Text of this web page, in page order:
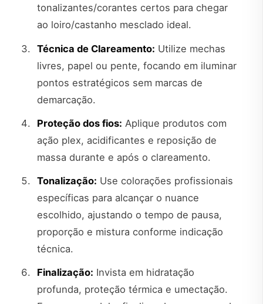
tonalizantes/corantes certos para chegar
ao loiro/castanho mesclado ideal.
Técnica de Clareamento: Utilize mechas
livres, papel ou pente, focando em iluminar
pontos estratégicos sem marcas de
demarcação.
Proteção dos fios: Aplique produtos com
ação plex, acidificantes e reposição de
massa durante e após o clareamento.
Tonalização: Use colorações profissionais
específicas para alcançar o nuance
escolhido, ajustando o tempo de pausa,
proporção e mistura conforme indicação
técnica.
Finalização: Invista em hidratação
profunda, proteção térmica e umectação.